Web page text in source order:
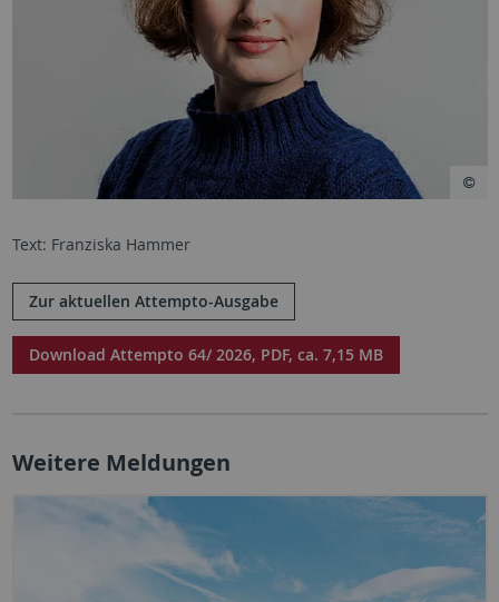
Text: Franziska Hammer
Zur aktuellen Attempto-Ausgabe
Download Attempto 64/ 2026, PDF, ca. 7,15 MB
Weitere Meldungen